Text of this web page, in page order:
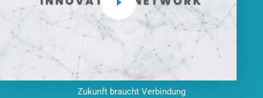
Zukunft braucht Verbindung